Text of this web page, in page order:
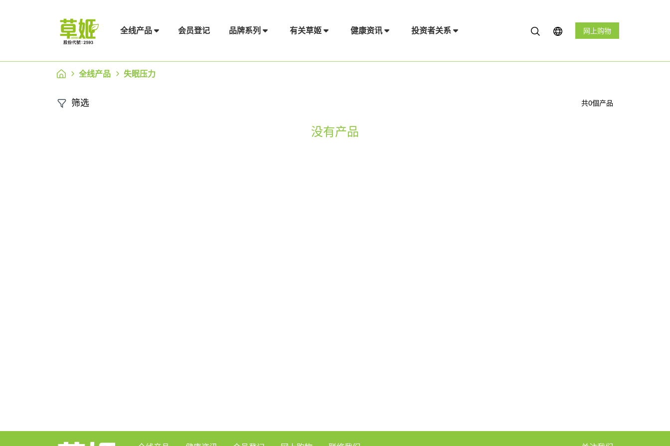
全线产品 会员登记 品牌系列 有关草姬 健康资讯 投资者关系 网上购物
全线产品 失眠压力
筛选 共0個产品
没有产品